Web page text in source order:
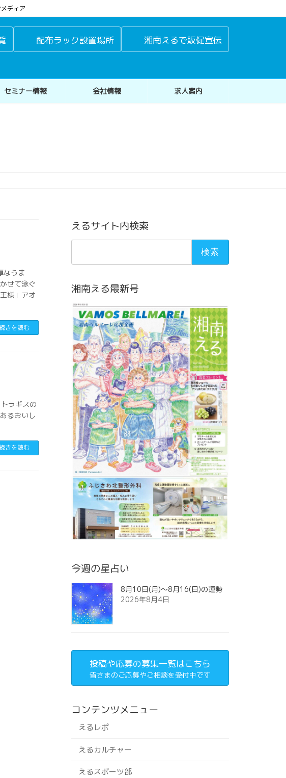
ディア
配布ラック設置場所 湘南えるで販促宣伝
セミナー情報 会社情報 求人案内
なうま
せて泳ぐ
様」アオ
きを読む
ラギスの
るおいし
きを読む
えるサイト内検索
湘南える最新号
今週の星占い
8月10日(月)～8月16(日)の運勢
2026年8月4日
投稿や応募の募集一覧はこちら
皆さまのご応募やご相談を受付中です
コンテンツメニュー
えるレポ
えるカルチャー
えるスポーツ部